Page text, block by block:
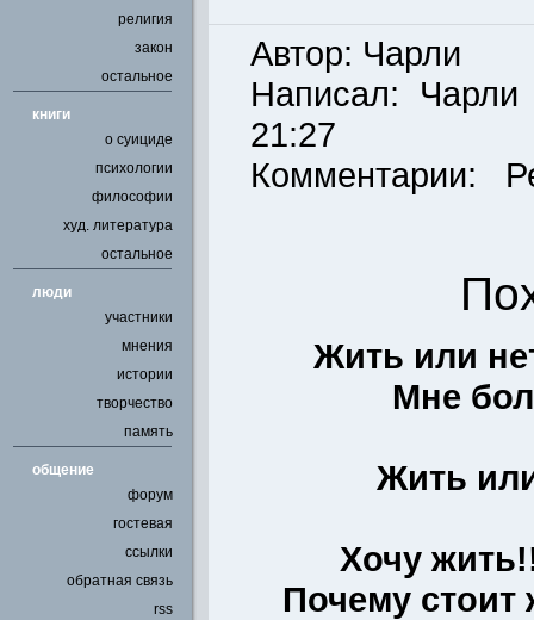
религия
закон
остальное
книги
о суициде
психологии
философии
худ. литература
остальное
люди
участники
мнения
истории
творчество
память
общение
форум
гостевая
ссылки
обратная связь
rss
Автор: Чарли
Написал: Чарли
21:27
Комментарии:
Жить или
Мне
Жить
Хочу
Почему